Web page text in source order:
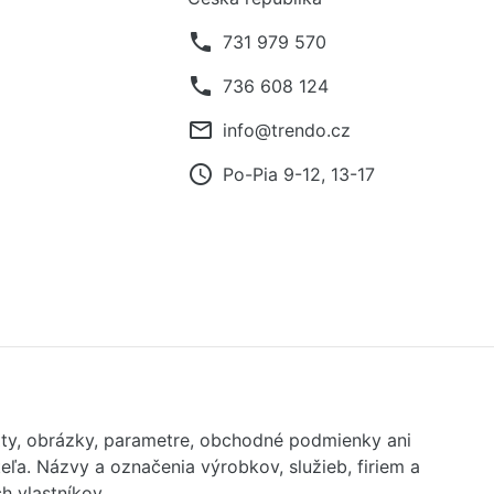
phone 731 979 570
phone 736 608 124
mail_outline info@trendo.cz
access_time Po-Pia 9-12, 13-17
obrázky, parametre, obchodné podmienky ani
Názvy a označenia výrobkov, služieb, firiem a